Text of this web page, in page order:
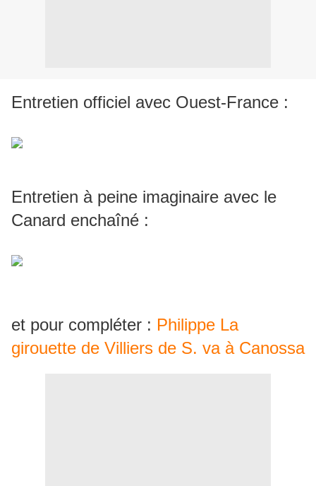
Entretien officiel avec Ouest-France :
Entretien à peine imaginaire avec le
Canard enchaîné :
et pour compléter : Philippe La
girouette de Villiers de S. va à Canossa